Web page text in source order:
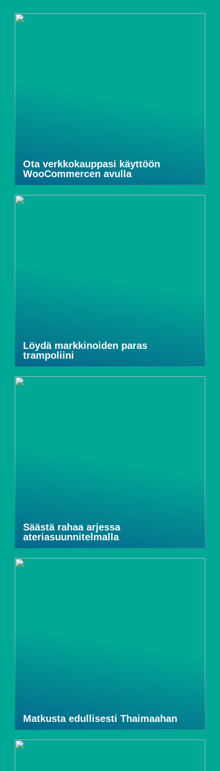
Ota verkkokauppasi käyttöön
WooCommercen avulla
Löydä markkinoiden paras
trampoliini
Säästä rahaa arjessa
ateriasuunnitelmalla
Matkusta edullisesti Thaimaahan